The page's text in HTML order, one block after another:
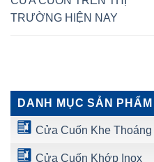
TRƯỜNG HIỆN NAY
DANH MỤC SẢN PHẨM
Cửa Cuốn Khe Thoáng
Cửa Cuốn Khớp Inox